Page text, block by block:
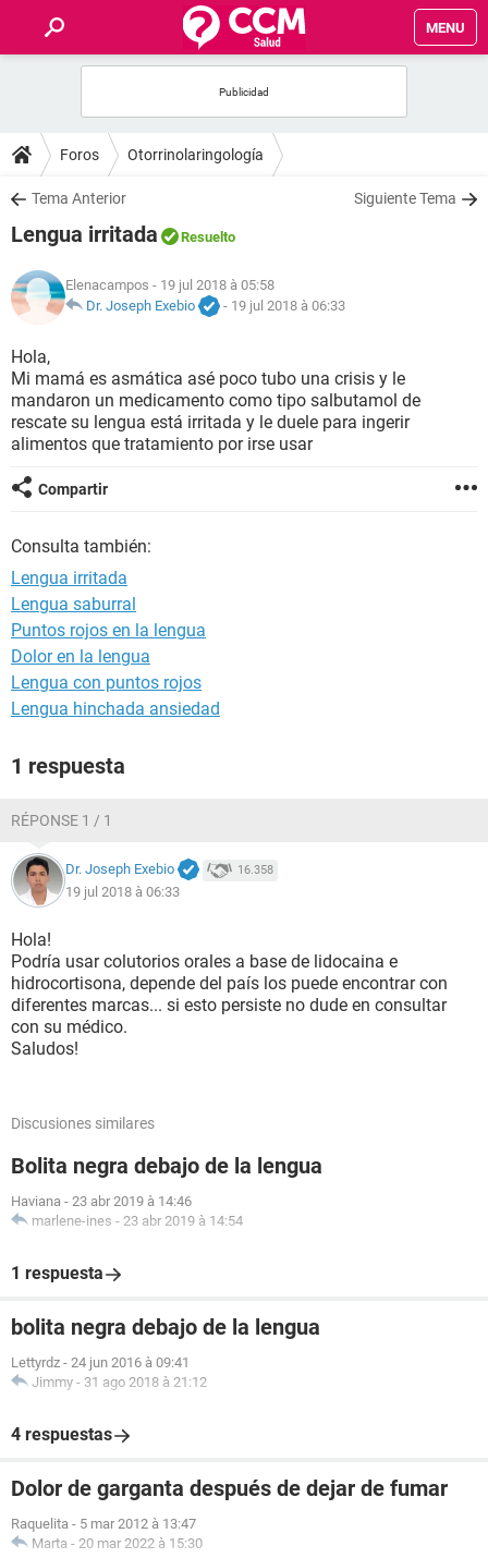
MENU
FORUMS
SALUD
FAMILIA
NUTRICIÓN
BIENESTAR
SEXUALIDAD
GLOSARIO
Foros Otorrinolaringología
Tema Anterior Siguiente Tema
Lengua irritada Resuelto
Elenacampos - 19 jul 2018 à 05:58
Dr. Joseph Exebio
- 19 jul 2018 à 06:33
Hola,
Mi mamá es asmática asé poco tubo una crisis y le
mandaron un medicamento como tipo salbutamol de
rescate su lengua está irritada y le duele para ingerir
alimentos que tratamiento por irse usar
Compartir
Consulta también:
Lengua irritada
Lengua saburral
Puntos rojos en la lengua
Dolor en la lengua
Lengua con puntos rojos
Lengua hinchada ansiedad
1 respuesta
RÉPONSE 1 / 1
Dr. Joseph Exebio 16.358
19 jul 2018 à 06:33
Hola!
Podría usar colutorios orales a base de lidocaina e
hidrocortisona, depende del país los puede encontrar con
diferentes marcas... si esto persiste no dude en consultar
con su médico.
Saludos!
Discusiones similares
Bolita negra debajo de la lengua
Haviana - 23 abr 2019 à 14:46
marlene-ines - 23 abr 2019 à 14:54
1 respuesta
bolita negra debajo de la lengua
Lettyrdz - 24 jun 2016 à 09:41
Jimmy - 31 ago 2018 à 21:12
4 respuestas
Dolor de garganta después de dejar de fumar
Raquelita - 5 mar 2012 à 13:47
Marta - 20 mar 2022 à 15:30